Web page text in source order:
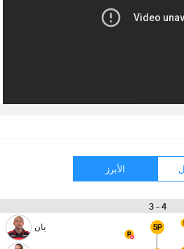
الأبرز
4 - 3
5P يان